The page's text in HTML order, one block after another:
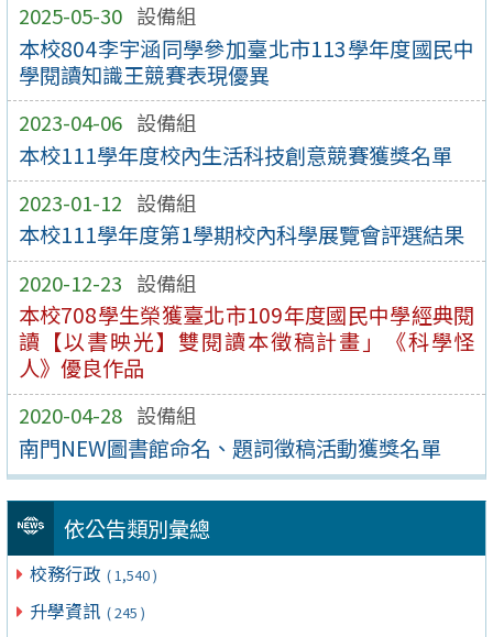
2025-05-30 設備組
本校804李宇涵同學參加臺北市113學年度國民中
學閱讀知識王競賽表現優異
2023-04-06 設備組
本校111學年度校內生活科技創意競賽獲獎名單
2023-01-12 設備組
本校111學年度第1學期校內科學展覽會評選結果
2020-12-23 設備組
本校708學生榮獲臺北市109年度國民中學經典閱
讀【以書映光】雙閱讀本徵稿計畫」《科學怪
人》優良作品
2020-04-28 設備組
南門NEW圖書館命名、題詞徵稿活動獲獎名單
依公告類別彙總
校務行政 ( 1,540 )
升學資訊 ( 245 )